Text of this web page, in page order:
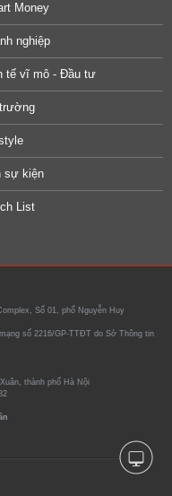
Money
nghiệp
tế vĩ mô - Đầu tư
sự kiện
List
Số 01, phố Nguyễn Huy
số 2216/GP-TTĐT do Sở Thông tin
thành phố Hà Nội